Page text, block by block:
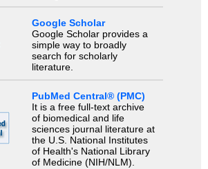
Google Scholar
Google Scholar provides a
simple way to broadly
search for scholarly
literature.
PubMed Central® (PMC)
It is a free full-text archive
of biomedical and life
sciences journal literature at
the U.S. National Institutes
of Health's National Library
of Medicine (NIH/NLM).